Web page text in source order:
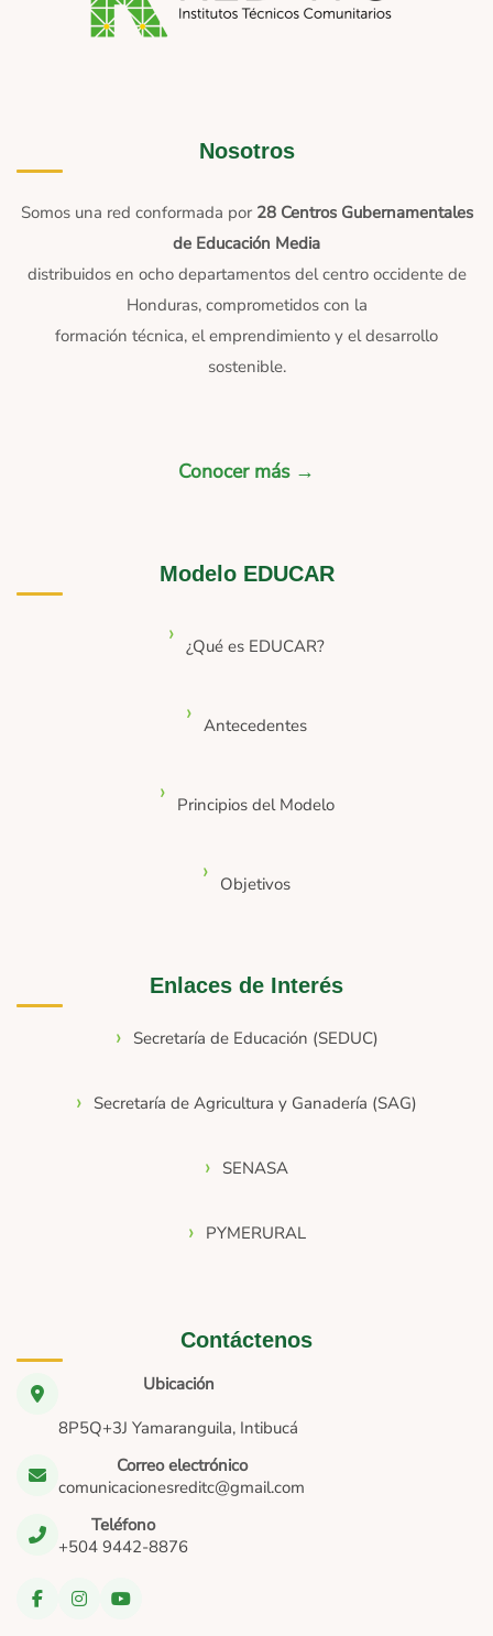
Nosotros
Somos una red conformada por 28 Centros Gubernamentales
de Educación Media
distribuidos en ocho departamentos del centro occidente de
Honduras, comprometidos con la
formación técnica, el emprendimiento y el desarrollo
sostenible.
Conocer más →
Modelo EDUCAR
¿Qué es EDUCAR?
Antecedentes
Principios del Modelo
Objetivos
Enlaces de Interés
Secretaría de Educación (SEDUC)
Secretaría de Agricultura y Ganadería (SAG)
SENASA
PYMERURAL
Contáctenos
Ubicación
8P5Q+3J Yamaranguila, Intibucá
Correo electrónico
comunicacionesreditc@gmail.com
Teléfono
+504 9442-8876